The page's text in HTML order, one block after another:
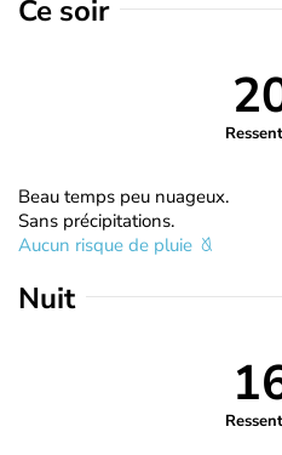
Ce soir
Beau temps peu nuageux.
Sans précipitations.
Aucun risque de pluie
Nuit